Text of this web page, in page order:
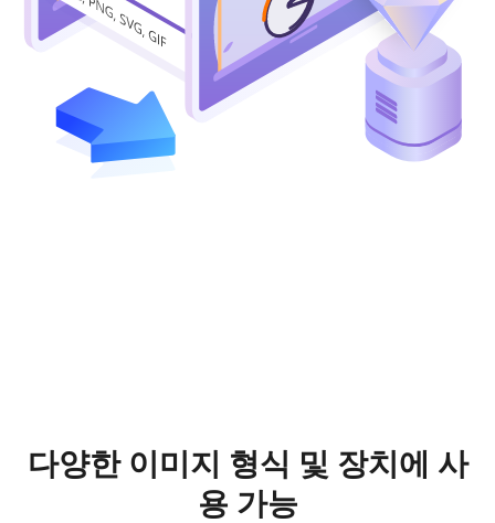
다양한 이미지 형식 및 장치에 사
용 가능